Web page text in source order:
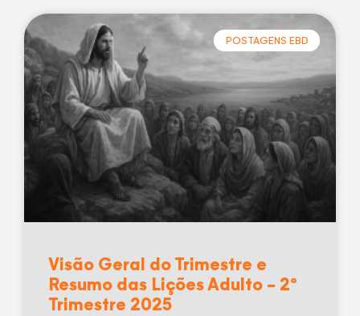
POSTAGENS EBD
Visão Geral do Trimestre e
Resumo das Lições Adulto – 2º
Trimestre 2025